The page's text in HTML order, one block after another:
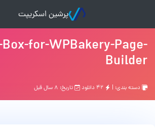
پرشین اسکریپت
for-WPBakery-Page-
Builder
دسته بندی: | تاریخ: ۸ سال قبل